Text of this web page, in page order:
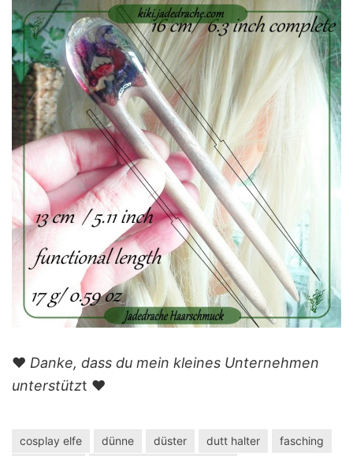
❤️ Danke, dass du mein kleines Unternehmen
unterstützt ❤️
cosplay elfe dünne düster dutt halter
fasching